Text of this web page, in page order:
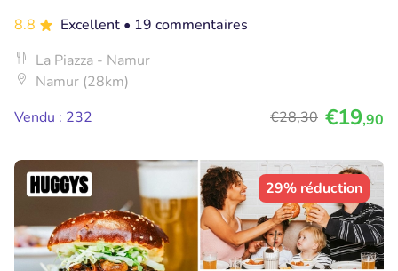
8.8
Excellent • 19 commentaires
La Piazza - Namur
Namur (28km)
Vendu : 232
€28,30 €19,90
29% réduction